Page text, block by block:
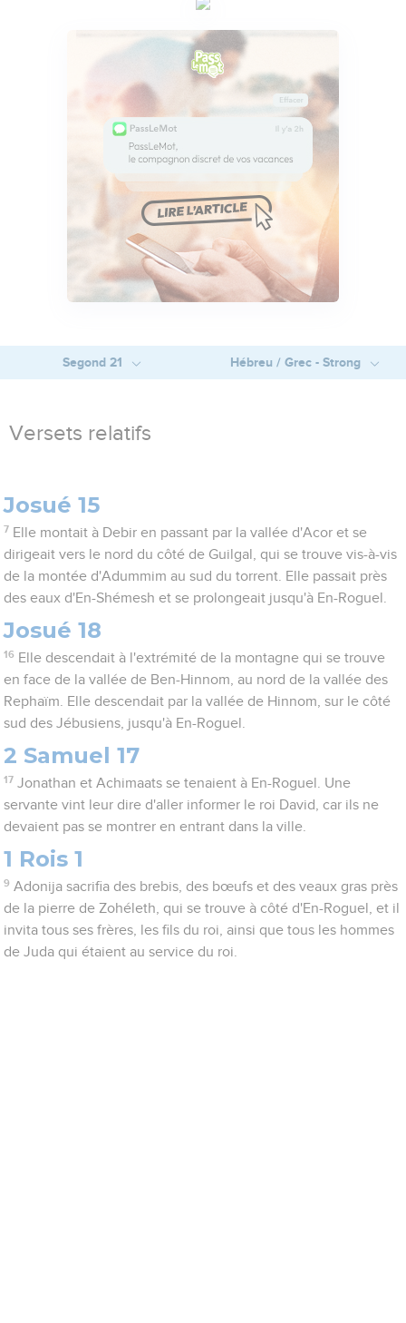
Segond 21 Hébreu / Grec - Strong
Versets relatifs
Josué 15
7 Elle montait à Debir en passant par la vallée d'Acor et se
dirigeait vers le nord du côté de Guilgal, qui se trouve vis-à-vis
de la montée d'Adummim au sud du torrent. Elle passait près
des eaux d'En-Shémesh et se prolongeait jusqu'à En-Roguel.
Josué 18
16 Elle descendait à l'extrémité de la montagne qui se trouve
en face de la vallée de Ben-Hinnom, au nord de la vallée des
Rephaïm. Elle descendait par la vallée de Hinnom, sur le côté
sud des Jébusiens, jusqu'à En-Roguel.
2 Samuel 17
17 Jonathan et Achimaats se tenaient à En-Roguel. Une
servante vint leur dire d'aller informer le roi David, car ils ne
devaient pas se montrer en entrant dans la ville.
1 Rois 1
9 Adonija sacrifia des brebis, des bœufs et des veaux gras près
de la pierre de Zohéleth, qui se trouve à côté d'En-Roguel, et il
invita tous ses frères, les fils du roi, ainsi que tous les hommes
de Juda qui étaient au service du roi.